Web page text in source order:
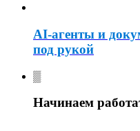
AI-агенты и
под рукой
Начинаем